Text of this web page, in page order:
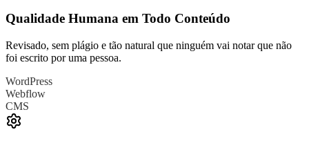
Qualidade Humana em Todo Conteúdo
Revisado, sem plágio e tão natural que ninguém vai notar que não
foi escrito por uma pessoa.
WordPress
Webflow
CMS